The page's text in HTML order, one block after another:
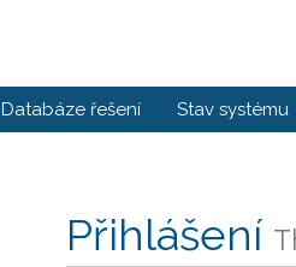
Databáze řešení Stav systému
Přihlášení